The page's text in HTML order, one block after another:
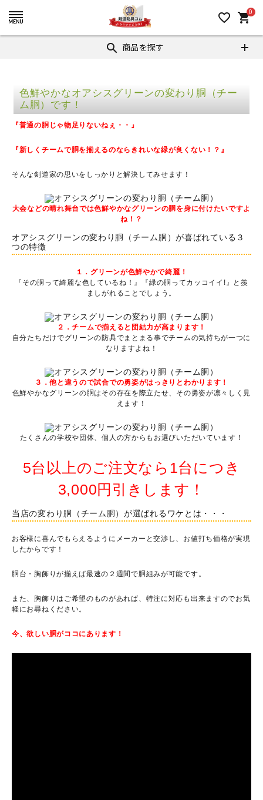
favorite_border 0
shopping_cart
search 商品を探す
色鮮やかなオアシスグリーンの変わり胴（チー
ム胴）です！
『普通の胴じゃ物足りないねぇ・・』
『新しくチームで胴を揃えるのならきれいな緑が良くない！？』
そんな剣道家の思いをしっかりと解決してみせます！
大会などの晴れ舞台では色鮮やかなグリーンの胴を身に付けたいですよ
ね！？
オアシスグリーンの変わり胴（チーム胴）が喜ばれている３
つの特徴
１．グリーンが色鮮やかで綺麗！
『その胴って綺麗な色しているね！』『緑の胴ってカッコイイ!』と羨
ましがれることでしょう。
２．チームで揃えると団結力が高まります！
自分たちだけでグリーンの防具でまとまる事でチームの気持ちが一つに
なりますよね！
３．他と違うので試合での勇姿がはっきりとわかります！
色鮮やかなグリーンの胴はその存在を際立たせ、その勇姿が凛々しく見
えます！
たくさんの学校や団体、個人の方からもお選びいただいています！
5台以上のご注文なら1台につき
3,000円引きします！
当店の変わり胴（チーム胴）が選ばれるワケとは・・・
お客様に喜んでもらえるようにメーカーと交渉し、お値打ち価格が実現
したからです！
胴台・胸飾りが揃えば最速の２週間で胴組みが可能です。
また、胸飾りはご希望のものがあれば、特注に対応も出来ますのでお気
軽にお尋ねください。
今、欲しい胴がココにあります！